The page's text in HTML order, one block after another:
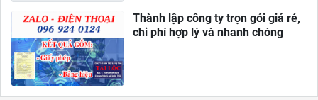
Thành lập công ty trọn gói giá rẻ,
chi phí hợp lý và nhanh chóng